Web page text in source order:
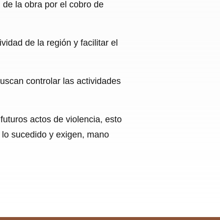
la obra por el cobro de
de la región y facilitar el
controlar las actividades
actos de violencia, esto
sucedido y exigen, mano